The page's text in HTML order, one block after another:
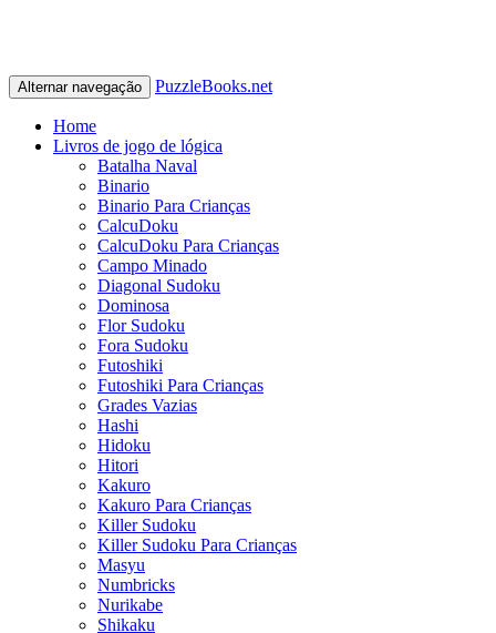
Alternar navegação PuzzleBooks.net
Home
Livros de jogo de lógica
Batalha Naval
Binario
Binario Para Crianças
CalcuDoku
CalcuDoku Para Crianças
Campo Minado
Diagonal Sudoku
Dominosa
Flor Sudoku
Fora Sudoku
Futoshiki
Futoshiki Para Crianças
Grades Vazias
Hashi
Hidoku
Hitori
Kakuro
Kakuro Para Crianças
Killer Sudoku
Killer Sudoku Para Crianças
Masyu
Numbricks
Nurikabe
Shikaku